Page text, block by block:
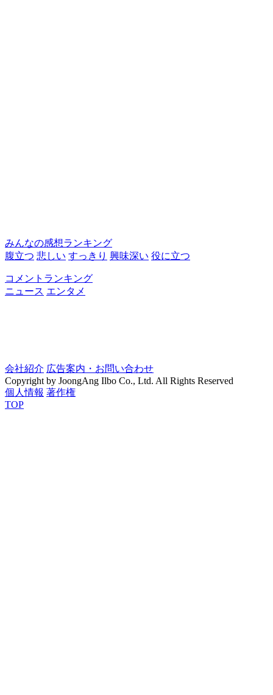
みんなの感想ランキング
腹立つ 悲しい すっきり 興味深い 役に立つ
コメントランキング
ニュース エンタメ
会社紹介 広告案内・お問い合わせ
Copyright by JoongAng Ilbo Co., Ltd. All Rights Reserved
個人情報 著作権
TOP